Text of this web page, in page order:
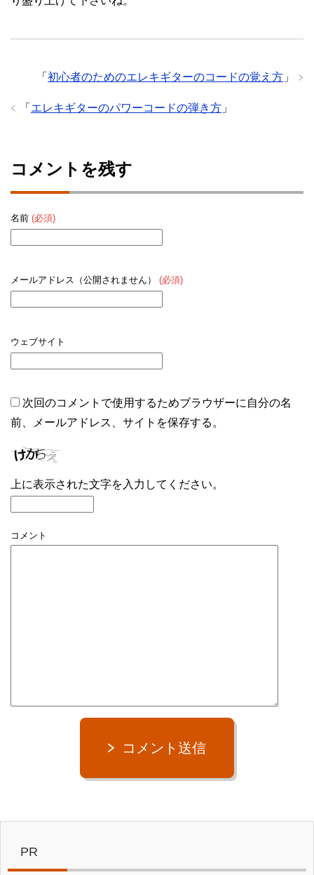
「 初心者のためのエレキギターのコードの覚え方 」
「 エレキギターのパワーコードの弾き方 」
コメントを残す
名前 (必須)
メールアドレス（公開されません） (必須)
ウェブサイト
次回のコメントで使用するためブラウザーに自分の名
前、メールアドレス、サイトを保存する。
上に表示された文字を入力してください。
コメント
コメント送信
PR